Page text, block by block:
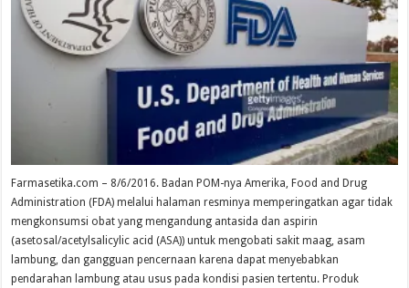
Farmasetika.com – 8/6/2016. Badan POM-nya Amerika, Food and Drug
Administration (FDA) melalui halaman resminya memperingatkan agar tidak
mengkonsumsi obat yang mengandung antasida dan aspirin
(asetosal/acetylsalicylic acid (ASA)) untuk mengobati sakit maag, asam
lambung, dan gangguan pencernaan karena dapat menyebabkan
pendarahan lambung atau usus pada kondisi pasien tertentu. Produk